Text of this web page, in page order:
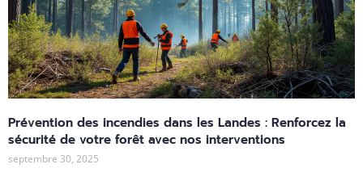
Prévention des incendies dans les Landes : Renforcez la
sécurité de votre forêt avec nos interventions
septembre 30, 2025